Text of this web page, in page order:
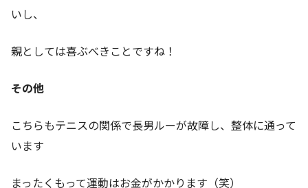
いし、
親としては喜ぶべきことですね！
その他
こちらもテニスの関係で長男ルーが故障し、整体に通って
います
まったくもって運動はお金がかかります（笑）